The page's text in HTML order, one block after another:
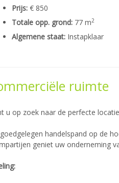
Prijs: € 850
Totale opp. grond: 77 m2
Algemene staat: Instapklaar
ruimte
u op zoek naar de perfecte
handelspand op de
geniet uw onderneming